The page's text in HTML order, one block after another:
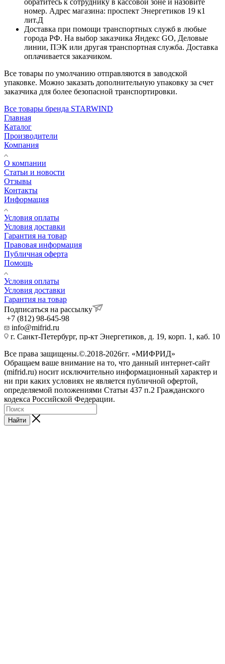
номер. Адрес магазина: проспект Энергетиков 19 к1
лит.Д
Доставка при помощи транспортных служб в любые
города РФ. На выбор заказчика Яндекс GO, Деловые
линии, ПЭК или другая транспортная служба. Доставка
оплачивается заказчиком.
Все товары по умолчанию отправляются в заводской
упаковке. Можно заказать дополнительную упаковку за счет
заказчика для более безопасной транспортировки.
Все товары бренда STARWIND
Главная
Каталог
Производители
Компания
О компании
Статьи и новости
Отзывы
Контакты
Информация
Условия оплаты
Условия доставки
Гарантия на товар
Правовая информация
Публичная оферта
Помощь
Условия оплаты
Условия доставки
Гарантия на товар
Подписаться на рассылку
+7 (812) 98-645-98
info@mifrid.ru
г. Санкт-Петербург, пр-кт Энергетиков, д. 19, корп. 1, каб. 10
Все права защищены.©.2018-2026гг. «МИФРИД»
Обращаем ваше внимание на то, что данный интернет-сайт
(mifrid.ru) носит исключительно информационный характер и
ни при каких условиях не является публичной офертой,
определяемой положениями Статьи 437 п.2 Гражданского
кодекса Российской Федерации.
Найти